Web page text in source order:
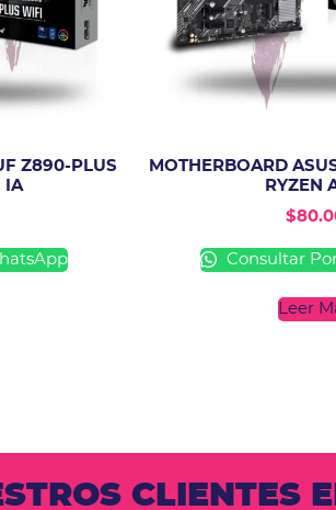
Z890-PLUS
IA
MOTHERBOARD
RYZEN
$
Consultar
Leer
CLIENTES